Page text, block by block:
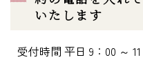
いたします
受付時間 平日 9：00 ～